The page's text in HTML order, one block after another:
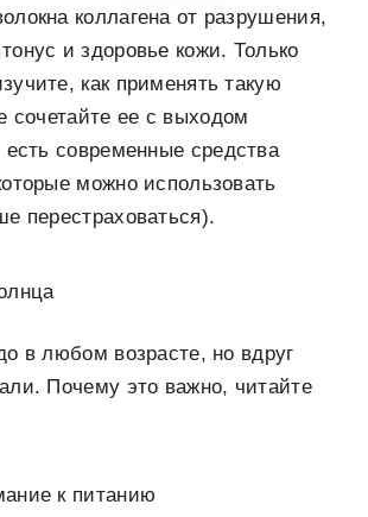
коллагена от разрушения,
и здоровье кожи. Только
как применять такую
сочетайте ее с выходом
современные средства
можно использовать
перестраховаться).
в любом возрасте, но вдруг
Почему это важно, читайте
к питанию